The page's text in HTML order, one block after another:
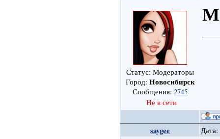
Статус: Модераторы
Город: Новосибирск
Сообщения:2745
Не в сети
saygee